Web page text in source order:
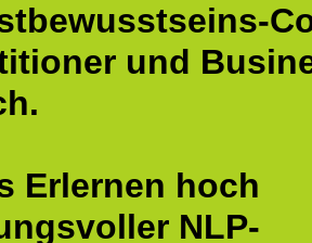
und
Erlernen hoch
NLP-